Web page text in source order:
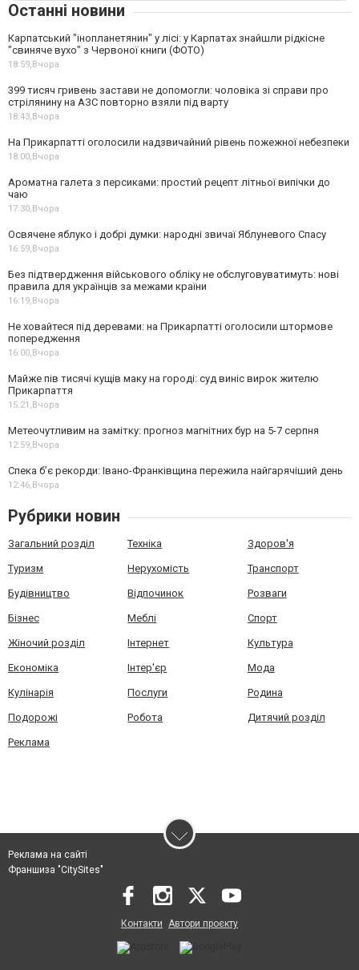
Останні новини
Карпатський "інопланетянин" у лісі: у Карпатах знайшли рідкісне
"свиняче вухо" з Червоної книги (ФОТО)
18:59, Вчора
399 тисяч гривень застави не допомогли: чоловіка зі справи про
стрілянину на АЗС повторно взяли під варту
18:43, Вчора
На Прикарпатті оголосили надзвичайний рівень пожежної небезпеки
18:00, Вчора
Ароматна галета з персиками: простий рецепт літньої випічки до
чаю
17:30, Вчора
Освячене яблуко і добрі думки: народні звичаї Яблуневого Спасу
16:59, Вчора
Без підтвердження військового обліку не обслуговуватимуть: нові
правила для українців за межами країни
16:19, Вчора
Не ховайтеся під деревами: на Прикарпатті оголосили штормове
попередження
16:00, Вчора
Майже пів тисячі кущів маку на городі: суд виніс вирок жителю
Прикарпаття
15:21, Вчора
Метеочутливим на замітку: прогноз магнітних бур на 5-7 серпня
12:59, Вчора
Спека б’є рекорди: Івано-Франківщина пережила найгарячіший день
12:46, Вчора
Рубрики новин
Загальний розділ Техніка Здоров'я
Туризм Нерухомість Транспорт
Будівництво Відпочинок Розваги
Бізнес Меблі Спорт
Жіночий розділ Інтернет Культура
Економіка Інтер'єр Мода
Кулінарія Послуги Родина
Подорожі Робота Дитячий розділ
Реклама
Реклама на сайті
Франшиза "CitySites"
Контакти Автори проєкту